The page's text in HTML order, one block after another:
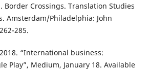
Border Crossings. Translation Studies
Amsterdam/Philadelphia: John
285.
“International business:
Play”, Medium, January 18. Available